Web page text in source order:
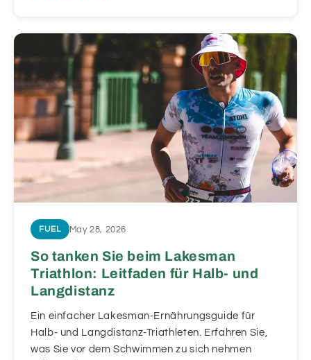
FUEL May 28, 2026
So tanken Sie beim Lakesman
Triathlon: Leitfaden für Halb- und
Langdistanz
Ein einfacher Lakesman-Ernährungsguide für
Halb- und Langdistanz-Triathleten. Erfahren Sie,
was Sie vor dem Schwimmen zu sich nehmen